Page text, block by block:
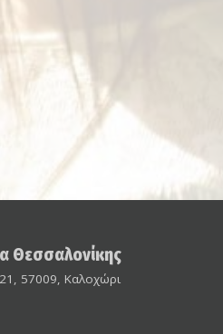
Θεσσαλονίκης
57009, Καλοχώρι